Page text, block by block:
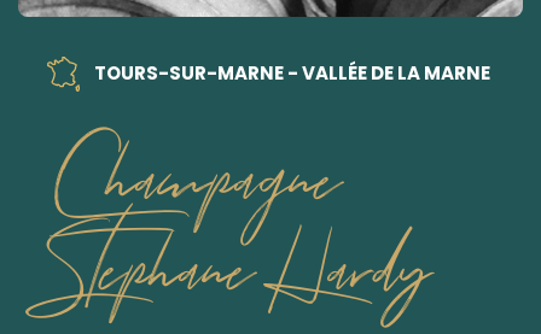
TOURS-SUR-MARNE - VALLÉE DE LA MARNE
Champagne
Stephane Hardy